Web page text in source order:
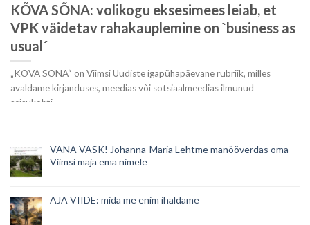
KÕVA SÕNA: volikogu eksesimees leiab, et
VPK väidetav rahakauplemine on `business as
usual´
„KÕVA SÕNA“ on Viimsi Uudiste igapühapäevane rubriik, milles
avaldame kirjanduses, meedias või sotsiaalmeedias ilmunud
seisukohti.
VANA VASK! Johanna-Maria Lehtme manööverdas oma
Viimsi maja ema nimele
AJA VIIDE: mida me enim ihaldame